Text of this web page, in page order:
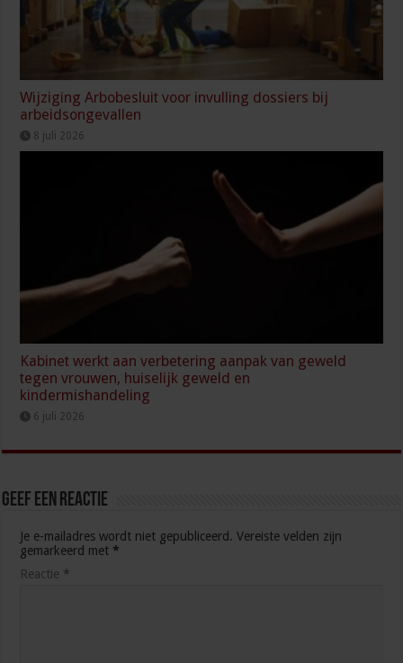
Wijziging Arbobesluit voor invulling dossiers bij
arbeidsongevallen
8 juli 2026
Kabinet werkt aan verbetering aanpak van geweld
tegen vrouwen, huiselijk geweld en
kindermishandeling
6 juli 2026
Geef een reactie
Je e-mailadres wordt niet gepubliceerd. Vereiste velden zijn
gemarkeerd met *
Reactie *